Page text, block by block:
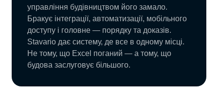
управління будівництвом його замало.
Бракує інтеграції, автоматизації, мобільного
доступу і головне — порядку та доказів.
Stavario дає систему, де все в одному місці.
Не тому, що Excel поганий — а тому, що
будова заслуговує більшого.